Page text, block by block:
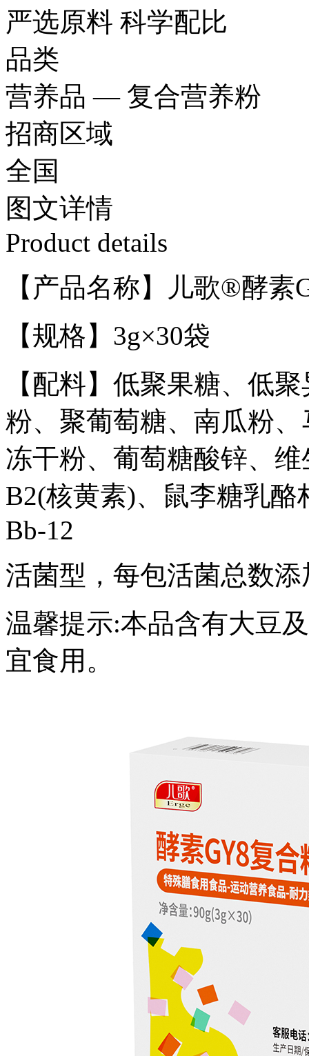
严选原料 科学配比
品类
营养品 — 复合营养粉
招商区域
全国
图文详情
Product details
【产品名称】儿歌®酵素
【规格】3g×30袋
【配料】低聚果糖、低
粉、聚葡萄糖、南瓜粉
冻干粉、葡萄糖酸锌、
B2(核黄素)、鼠李糖乳
Bb-12
活菌型，每包活菌总数
温馨提示:本品含有大豆
宜食用。